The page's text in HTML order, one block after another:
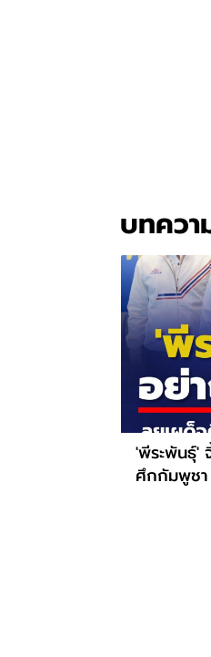
บทควา
'พีระพันธุ์'
ศึกกัมพูชา